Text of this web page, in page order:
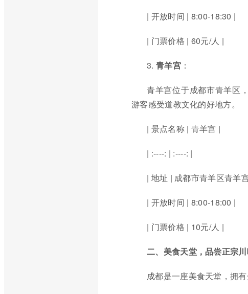
| 开放时间 | 8:00-18:30 |
| 门票价格 | 60元/人 |
3. 青羊宫：
青羊宫位于成都市青羊区
游客感受道教文化的好地方。
| 景点名称 | 青羊宫 |
| :----: | :----: |
| 地址 | 成都市青羊区青羊
| 开放时间 | 8:00-18:00 |
| 门票价格 | 10元/人 |
二、美食天堂，品尝正宗
成都是一座美食天堂，拥